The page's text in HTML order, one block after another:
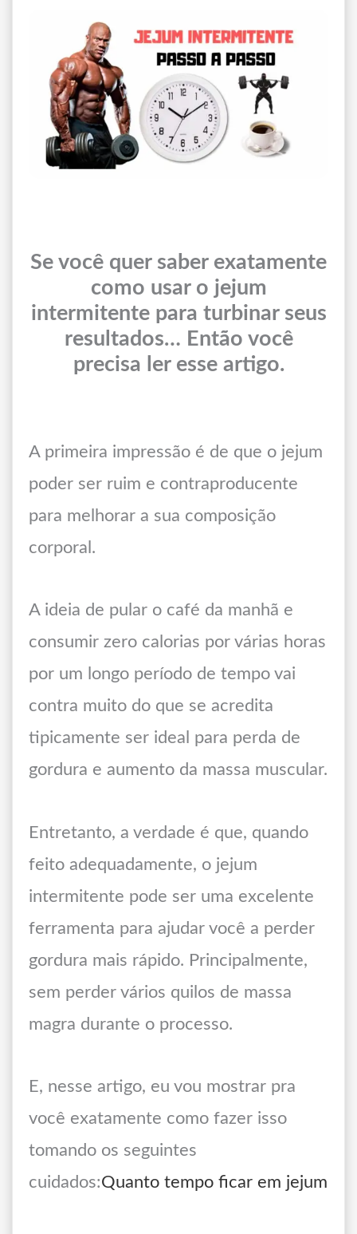
Se você quer saber exatamente
como usar o jejum
intermitente para turbinar seus
resultados… Então você
precisa ler esse artigo.
A primeira impressão é de que o jejum
poder ser ruim e contraproducente
para melhorar a sua composição
corporal.
A ideia de pular o café da manhã e
consumir zero calorias por várias horas
por um longo período de tempo vai
contra muito do que se acredita
tipicamente ser ideal para perda de
gordura e aumento da massa muscular.
Entretanto, a verdade é que, quando
feito adequadamente, o jejum
intermitente pode ser uma excelente
ferramenta para ajudar você a perder
gordura mais rápido. Principalmente,
sem perder vários quilos de massa
magra durante o processo.
E, nesse artigo, eu vou mostrar pra
você exatamente como fazer isso
tomando os seguintes
cuidados:Quanto tempo ficar em jejum